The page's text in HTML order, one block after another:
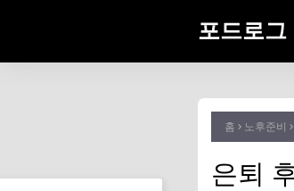
포드로그
홈 노후준비
은퇴